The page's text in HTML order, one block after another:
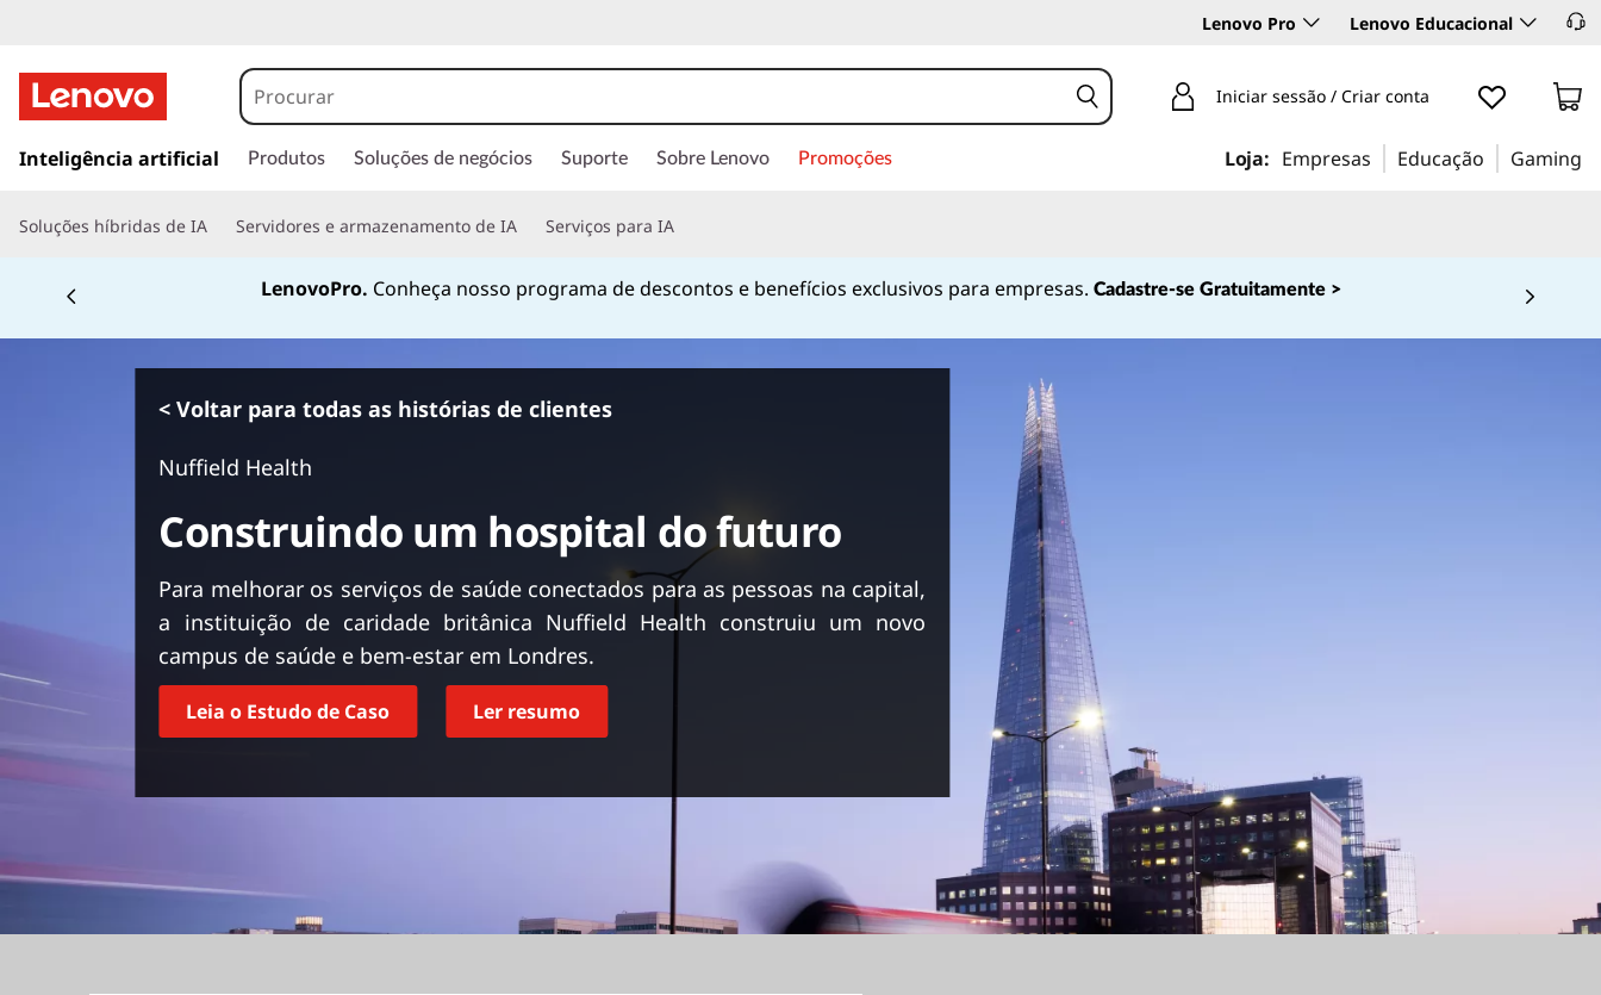
Lenovo Pro Lenovo Educacional
a
a
r
p
i
n
i
Iniciar sessão / Criar conta
Inteligência artificial Produtos Soluções de negócios Suporte Sobre Lenovo Promoções Loja: Empresas Educação Gaming
Soluções híbridas de IA Servidores e armazenamento de IA Serviços para IA
LenovoPro. Conheça nosso programa de descontos e benefícios exclusivos para empresas. Cadastre-se Gratuitamente >
< Voltar para todas as histórias de clientes
Nuffield Health
Construindo um hospital do futuro
Para melhorar os serviços de saúde conectados para as pessoas na capital,
a instituição de caridade britânica Nuffield Health construiu um novo
campus de saúde e bem-estar em Londres.
Leia o Estudo de Caso Ler resumo